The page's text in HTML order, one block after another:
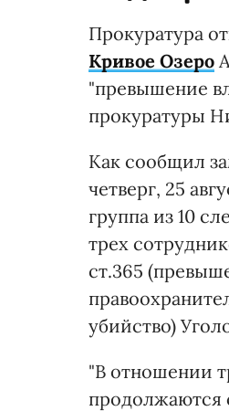
Прокуратура
Кривое Озеро
"превышение
прокуратуры
Как сообщил
четверг, 25
группа из 10
трех
ст.365
убийство)
"В отношении
продолжаются